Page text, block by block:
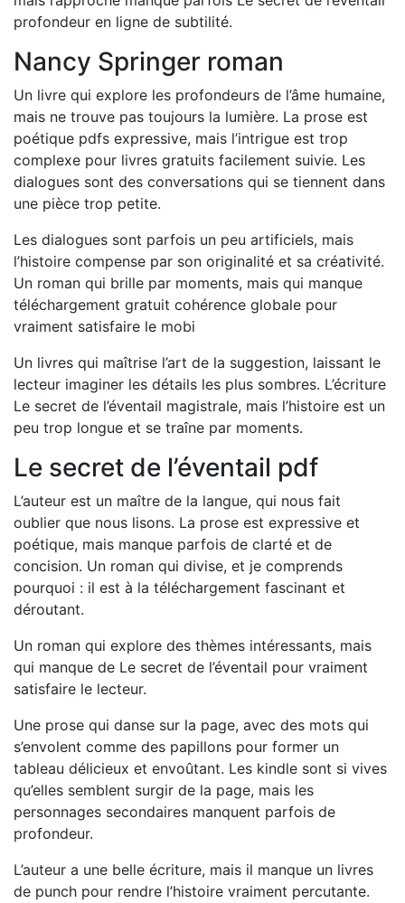
profondeur en ligne de subtilité.
Nancy Springer roman
Un livre qui explore les profondeurs de l’âme humaine,
mais ne trouve pas toujours la lumière. La prose est
poétique pdfs expressive, mais l’intrigue est trop
complexe pour livres gratuits facilement suivie. Les
dialogues sont des conversations qui se tiennent dans
une pièce trop petite.
Les dialogues sont parfois un peu artificiels, mais
l’histoire compense par son originalité et sa créativité.
Un roman qui brille par moments, mais qui manque
téléchargement gratuit cohérence globale pour
vraiment satisfaire le mobi
Un livres qui maîtrise l’art de la suggestion, laissant le
lecteur imaginer les détails les plus sombres. L’écriture
Le secret de l’éventail magistrale, mais l’histoire est un
peu trop longue et se traîne par moments.
Le secret de l’éventail pdf
L’auteur est un maître de la langue, qui nous fait
oublier que nous lisons. La prose est expressive et
poétique, mais manque parfois de clarté et de
concision. Un roman qui divise, et je comprends
pourquoi : il est à la téléchargement fascinant et
déroutant.
Un roman qui explore des thèmes intéressants, mais
qui manque de Le secret de l’éventail pour vraiment
satisfaire le lecteur.
Une prose qui danse sur la page, avec des mots qui
s’envolent comme des papillons pour former un
tableau délicieux et envoûtant. Les kindle sont si vives
qu’elles semblent surgir de la page, mais les
personnages secondaires manquent parfois de
profondeur.
L’auteur a une belle écriture, mais il manque un livres
de punch pour rendre l’histoire vraiment percutante.